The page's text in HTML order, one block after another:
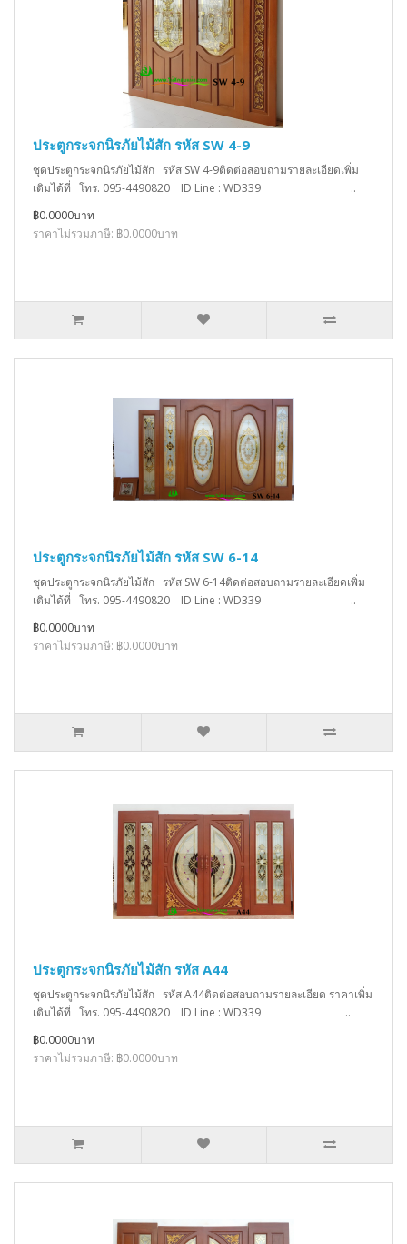
ประตูกระจกนิรภัยไม้สัก รหัส SW 4-9
ชุดประตูกระจกนิรภัยไม้สัก รหัส SW 4-9ติดต่อสอบถามรายละเอียดเพิ่ม
เติมได้ที่ โทร. 095-4490820 ID Line : WD339 ..
฿0.0000บาท
ราคาไม่รวมภาษี: ฿0.0000บาท
ประตูกระจกนิรภัยไม้สัก รหัส SW 6-14
ชุดประตูกระจกนิรภัยไม้สัก รหัส SW 6-14ติดต่อสอบถามรายละเอียดเพิ่ม
เติมได้ที่ โทร. 095-4490820 ID Line : WD339 ..
฿0.0000บาท
ราคาไม่รวมภาษี: ฿0.0000บาท
ประตูกระจกนิรภัยไม้สัก รหัส A44
ชุดประตูกระจกนิรภัยไม้สัก รหัส A44ติดต่อสอบถามรายละเอียด ราคาเพิ่ม
เติมได้ที่ โทร. 095-4490820 ID Line : WD339 ..
฿0.0000บาท
ราคาไม่รวมภาษี: ฿0.0000บาท